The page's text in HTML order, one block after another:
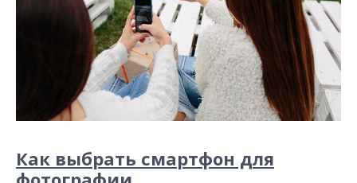
Как выбрать смартфон для